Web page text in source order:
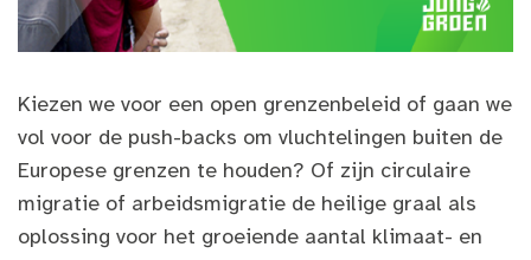
Kiezen we voor een open grenzenbeleid of gaan we
vol voor de push-backs om vluchtelingen buiten de
Europese grenzen te houden? Of zijn circulaire
migratie of arbeidsmigratie de heilige graal als
oplossing voor het groeiende aantal klimaat- en